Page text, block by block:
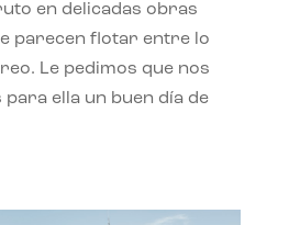
en delicadas obras
parecen flotar entre lo
Le pedimos que nos
para ella un buen día de